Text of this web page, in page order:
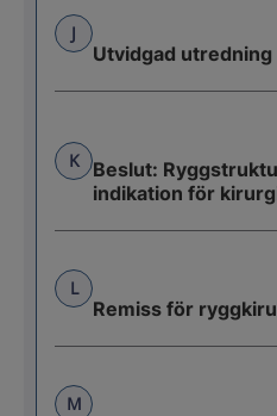
J
Utvidgad utredning
K
Beslut:
indikation för
L
Remiss för
M